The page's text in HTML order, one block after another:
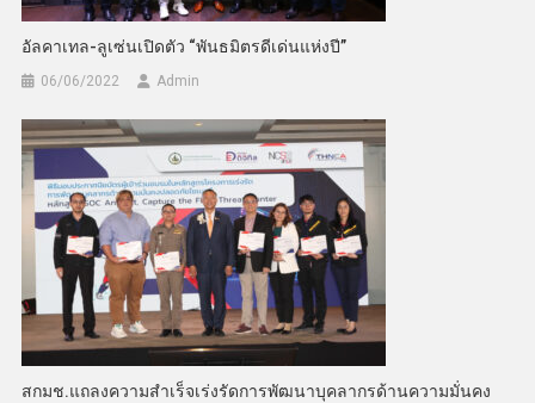
อัลคาเทล-ลูเซ่นเปิดตัว “พันธมิตรดีเด่นแห่งปี”
06/06/2022 Admin
สกมช.แถลงความสำเร็จเร่งรัดการพัฒนาบุคลากรด้านความมั่นคง